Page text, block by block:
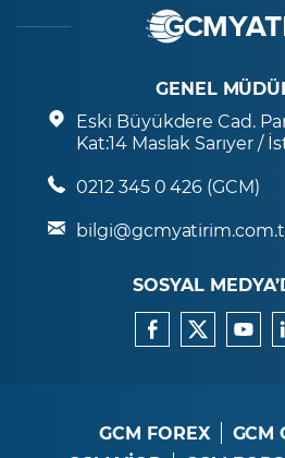
GENEL
Eski Büyükdere Cad.
Kat:14 Maslak Sarıyer /
0212 345 0 426 (GCM)
SOSYAL
GCM FOREX
GCM